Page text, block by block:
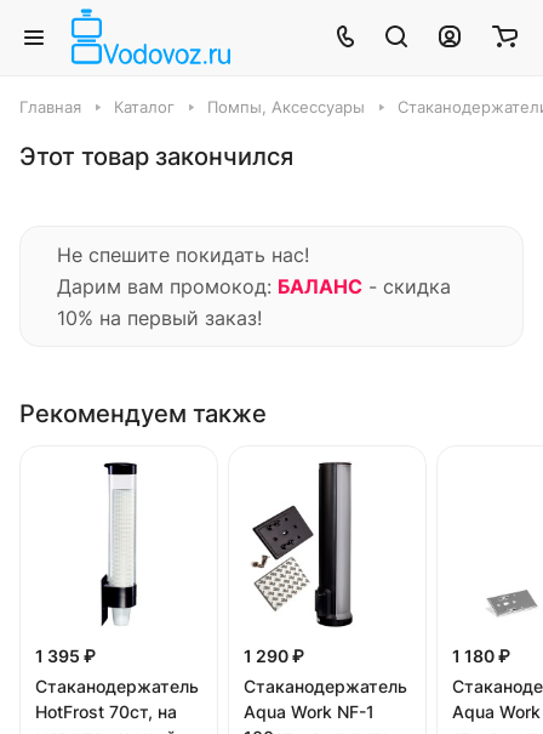
Главная Каталог Помпы, Аксессуары
Этот товар закончился
Не спешите покидать нас!
Дарим вам промокод: БАЛАНС - скидка
10% на первый заказ!
Рекомендуем также
1 395 ₽
Стаканодержатель
HotFrost 70ст, на
1 290 ₽
Стаканодержатель
Aqua Work NF-1
1 180 ₽
Aqua